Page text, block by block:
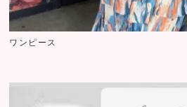
ワンピース